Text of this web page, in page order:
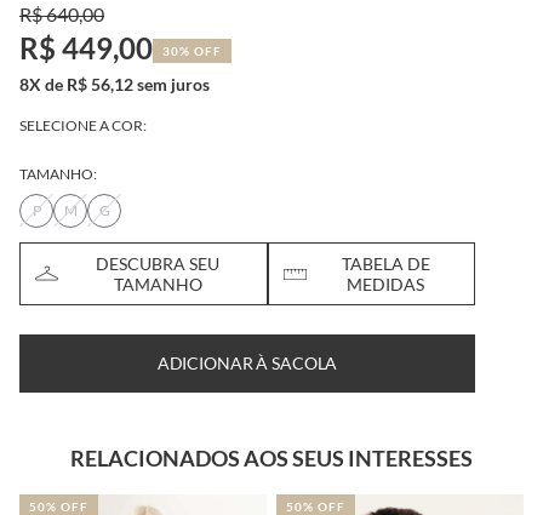
R$ 640,00
R$ 449,00 30% OFF
8X de R$ 56,12 sem juros
SELECIONE A COR:
TAMANHO:
P
M G
DESCUBRA SEU
TAMANHO
TABELA DE
MEDIDAS
ADICIONAR À SACOLA
RELACIONADOS AOS SEUS INTERESSES
50% OFF 50% OFF